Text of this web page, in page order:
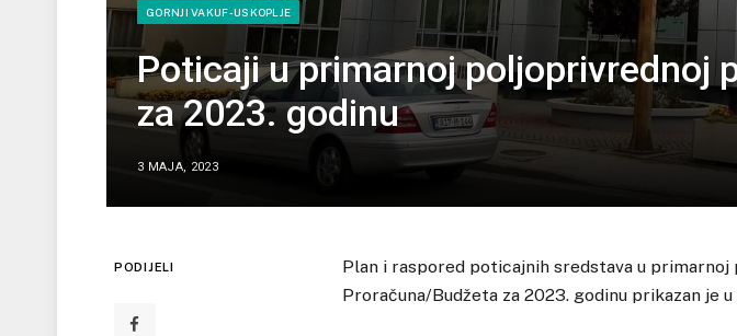
GORNJI VAKUF-USKOPLJE
Poticaji u primarnoj poljoprivrednoj
za 2023. godinu
3 MAJA, 2023
PODIJELI
Plan i raspored poticajnih sredstava u
Proračuna/Budžeta za 2023. godinu prikazan je